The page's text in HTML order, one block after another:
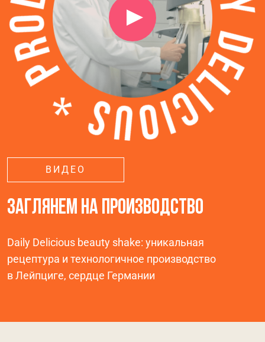
ВИДЕО
ЗАГЛЯНЕМ НА ПРОИЗВОДСТВО
Daily Delicious beauty shake: уникальная
рецептура и технологичное производство
в Лейпциге, сердце Германии